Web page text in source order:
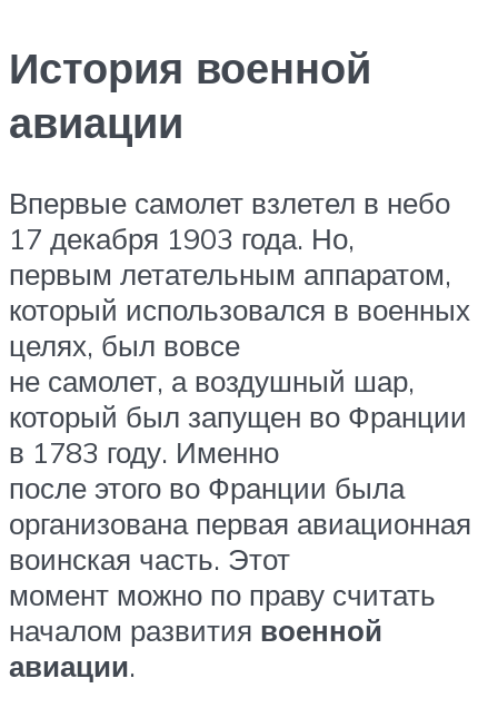
История военной
авиации
Впервые самолет взлетел в небо
17 декабря 1903 года. Но,
первым летательным аппаратом,
который использовался в военных
целях, был вовсе
не самолет, а воздушный шар,
который был запущен во Франции
в 1783 году. Именно
после этого во Франции была
организована первая авиационная
воинская часть. Этот
момент можно по праву считать
началом развития военной
авиации.